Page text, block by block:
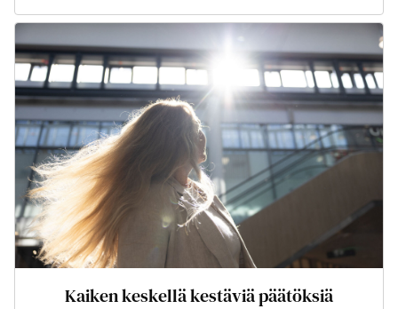
Kaiken keskellä kestäviä päätöksiä